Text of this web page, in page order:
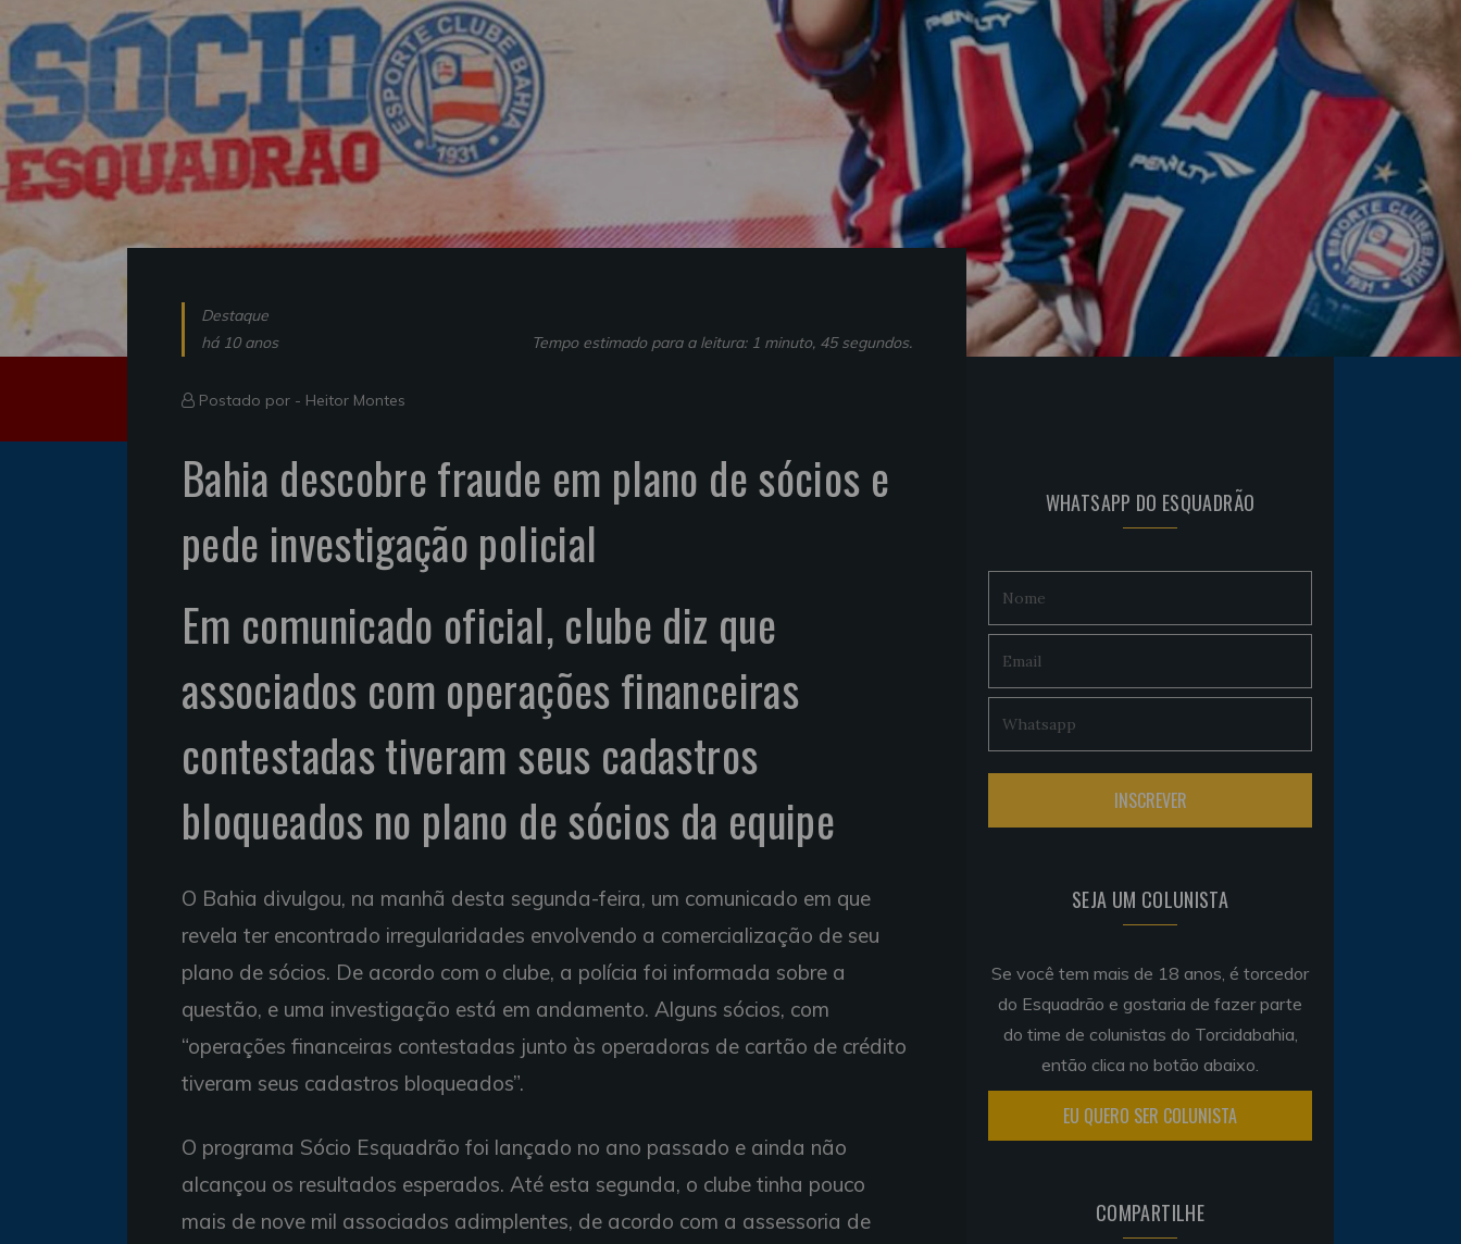
Destaque
há 10 anos
Tempo estimado para a leitura: 1 minuto, 45 segundos.
Postado por - Heitor Montes
Bahia descobre fraude em plano de sócios e
pede investigação policial
Em comunicado oficial, clube diz que
associados com operações financeiras
contestadas tiveram seus cadastros
bloqueados no plano de sócios da equipe
O Bahia divulgou, na manhã desta segunda-feira, um comunicado em que
revela ter encontrado irregularidades envolvendo a comercialização de seu
plano de sócios. De acordo com o clube, a polícia foi informada sobre a
questão, e uma investigação está em andamento. Alguns sócios, com
“operações financeiras contestadas junto às operadoras de cartão de crédito
tiveram seus cadastros bloqueados”.
O programa Sócio Esquadrão foi lançado no ano passado e ainda não
alcançou os resultados esperados. Até esta segunda, o clube tinha pouco
mais de nove mil associados adimplentes, de acordo com a assessoria de
WHATSAPP DO ESQUADRÃO
SEJA UM COLUNISTA
Se você tem mais de 18 anos, é torcedor
do Esquadrão e gostaria de fazer parte
do time de colunistas do Torcidabahia,
então clica no botão abaixo.
EU QUERO SER COLUNISTA
COMPARTILHE